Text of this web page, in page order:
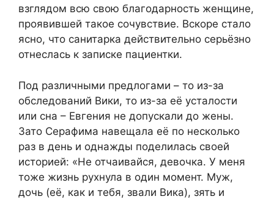
взглядом всю свою благодарность женщине,
проявившей такое сочувствие. Вскоре стало
ясно, что санитарка действительно серьёзно
отнеслась к записке пациентки.
Под различными предлогами – то из-за
обследований Вики, то из-за её усталости
или сна – Евгения не допускали до жены.
Зато Серафима навещала её по несколько
раз в день и однажды поделилась своей
историей: «Не отчаивайся, девочка. У меня
тоже жизнь рухнула в один момент. Муж,
дочь (её, как и тебя, звали Вика), зять и